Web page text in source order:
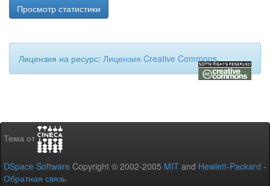
Просмотр статистики
Лицензия на ресурс: Лицензия Creative Commons
Тема от
DSpace Software Copyright © 2002-2005 MIT and Hewlett-Packard -
Обратная связь